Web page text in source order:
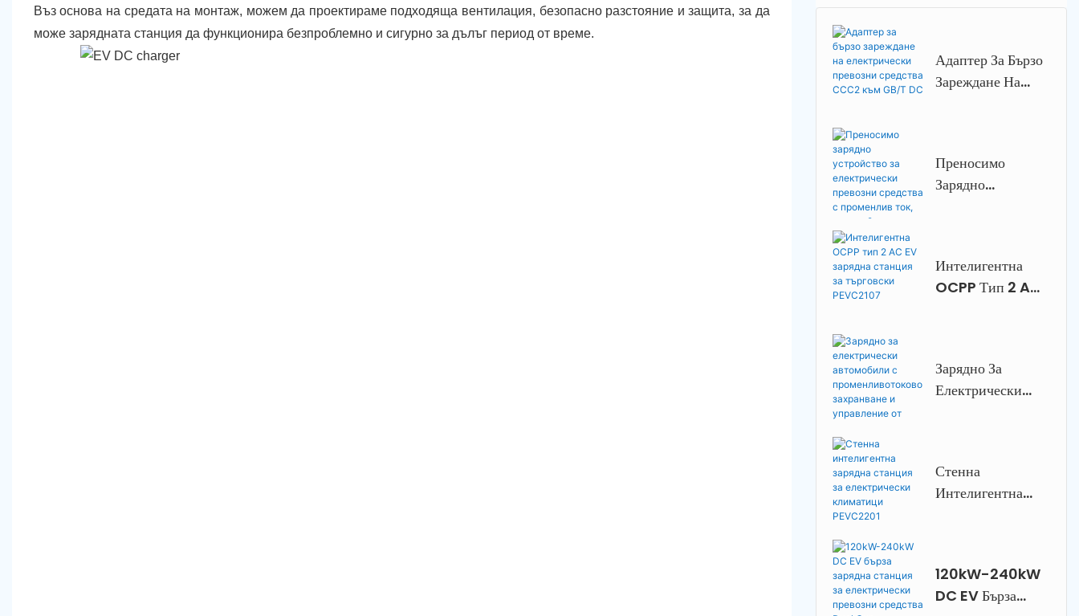
Въз основа на средата на монтаж, можем да проектираме подходяща вентилация, безопасно разстояние и защита, за да
може зарядната станция да функционира безпроблемно и сигурно за дълъг период от време.
Адаптер За Бързо
Зареждане На
Към GB/T DC
Преносимо
Зарядно
Средства С
Променлив Ток,
Интелигентна
OCPP Тип 2 AC
PEVC2107
Зарядно За
Електрически
Управление От
Приложение За
PEVC2108
Стенна
Интелигентна
PEVC2201
120kW-240kW
DC EV Бърза